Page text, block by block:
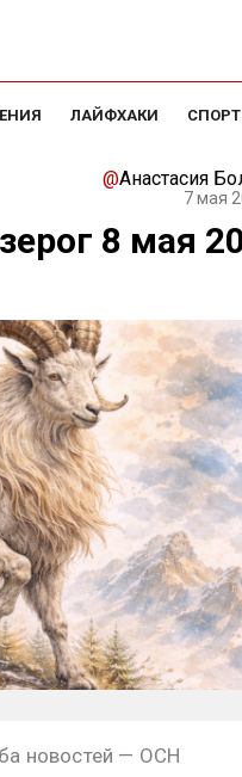
ЛАЙФХАКИ СПОРТ
@Анастасия
7 мая
8 мая
новостей — ОСН